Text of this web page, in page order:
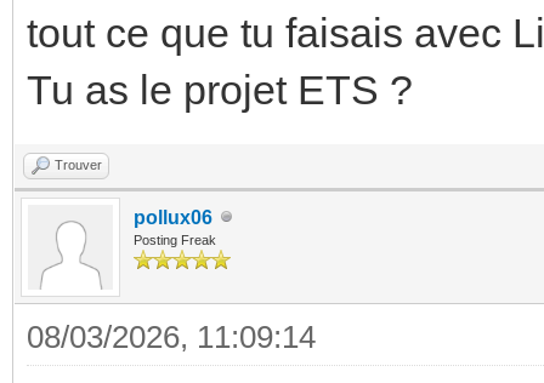
tout ce que tu faisais avec
Tu as le projet ETS ?
Trouver
pollux06
Posting Freak
08/03/2026, 11:09:14